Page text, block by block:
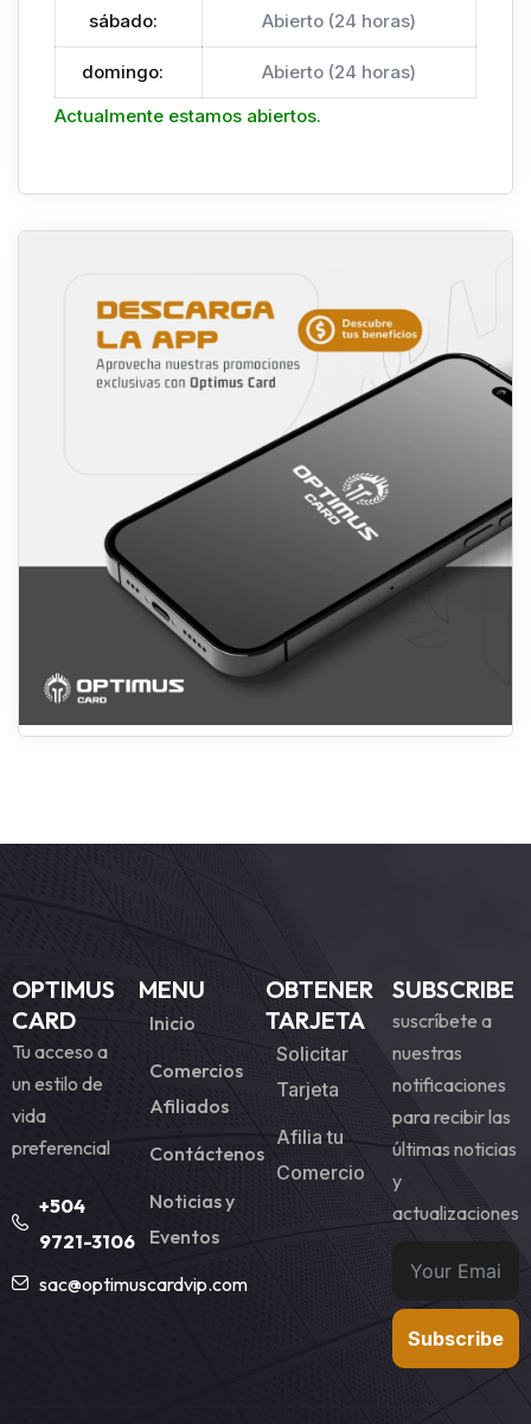
sábado: Abierto (24 horas)
domingo:
Abierto (24 horas)
Actualmente estamos abiertos.
OPTIMUS
CARD
Tu acceso a
un estilo de
vida
preferencial
+504
9721-3106
sac@optimuscardvip.com
MENU
Inicio
Comercios
Afiliados
Contáctenos
Noticias y
Eventos
OBTENER
TARJETA
Solicitar
Tarjeta
Afilia tu
Comercio
SUBSCRIBE
suscríbete a
nuestras
notificaciones
para recibir las
últimas noticias
y
actualizaciones
Subscribe